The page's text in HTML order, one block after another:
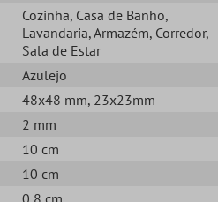
Cozinha, Casa de Banho,
Lavandaria, Armazém, Corredor,
Sala de Estar
Azulejo
48x48 mm, 23x23mm
2 mm
10 cm
10 cm
0,8 cm